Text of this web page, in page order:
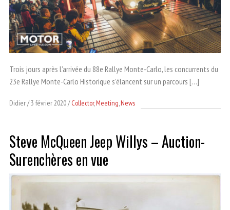
Trois jours après l’arrivée du 88e Rallye Monte-Carlo, les concurrents du
23e Rallye Monte-Carlo Historique s’élancent sur un parcours […]
Didier 3 février 2020 Collector,Meeting,News
Steve McQueen Jeep Willys – Auction-
Surenchères en vue